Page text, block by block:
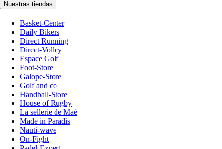
Nuestras tiendas
Basket-Center
Daily Bikers
Direct Running
Direct-Volley
Espace Golf
Foot-Store
Galope-Store
Golf and co
Handball-Store
House of Rugby
La sellerie de Maé
Made in Paradis
Nauti-wave
On-Fight